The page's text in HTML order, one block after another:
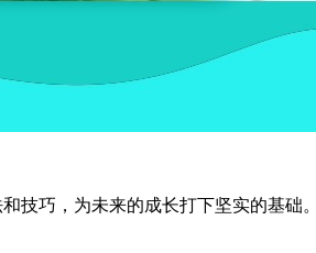
技巧，为未来的成长打下坚实的基础。